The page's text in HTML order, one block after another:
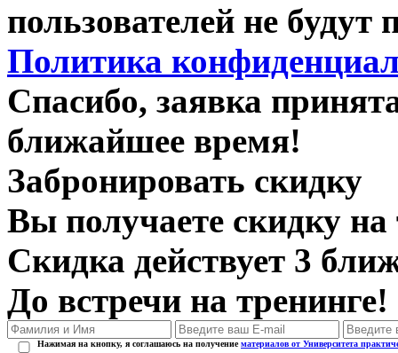
пользователей не
Политика
Спасибо, заявка
ближайшее время!
Забронировать скидку
Вы получаете скидку
Скидка действует 3
До встречи на тренинге!
Нажимая на кнопку, я соглашаюсь на получениематериалов от Университета